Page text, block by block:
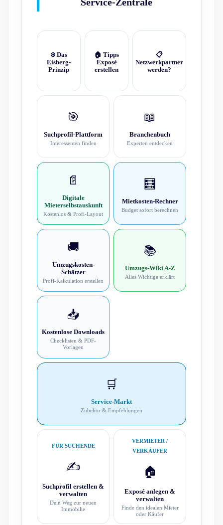
❄️ Das
Eisberg-
Prinzip
🏠 Tipps
Exposé
erstellen
📋
Netzwerkpartner
werden?
🎯
Suchprofil-Plattform
Interessenten finden
📖
Branchenbuch
Experten entdecken
📄
Digitale
Mieterselbstauskunft
Kostenlos & Profi-Layout
🧮
Mietkosten-Rechner
Budget sofort berechnen
🚚
Umzugskosten-
Schätzer
Profi-Kalkulation erstellen
📚
Umzugs-Wiki A-Z
Alles Wichtige erklärt
📥
Kostenlose Downloads
Checklisten & PDF-
Vorlagen
🛒
Service-Markt
Zubehör & Empfehlungen
FÜR SUCHENDE
✍️
Suchprofil erstellen &
verwalten
Dein Weg zur neuen
Immobilie
VERMIETER /
VERKÄUFER
🏠
Exposé anlegen &
verwalten
Finde den idealen Mieter
oder Käufer